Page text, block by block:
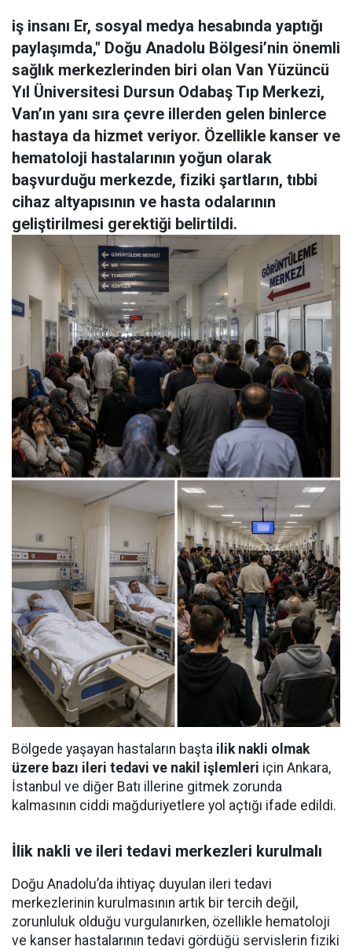
iş insanı Er, sosyal medya hesabında yaptığı
paylaşımda," Doğu Anadolu Bölgesi’nin önemli
sağlık merkezlerinden biri olan Van Yüzüncü
Yıl Üniversitesi Dursun Odabaş Tıp Merkezi,
Van’ın yanı sıra çevre illerden gelen binlerce
hastaya da hizmet veriyor. Özellikle kanser ve
hematoloji hastalarının yoğun olarak
başvurduğu merkezde, fiziki şartların, tıbbi
cihaz altyapısının ve hasta odalarının
geliştirilmesi gerektiği belirtildi.
Bölgede yaşayan hastaların başta ilik nakli olmak
üzere bazı ileri tedavi ve nakil işlemleri için Ankara,
İstanbul ve diğer Batı illerine gitmek zorunda
kalmasının ciddi mağduriyetlere yol açtığı ifade edildi.
İlik nakli ve ileri tedavi merkezleri kurulmalı
Doğu Anadolu’da ihtiyaç duyulan ileri tedavi
merkezlerinin kurulmasının artık bir tercih değil,
zorunluluk olduğu vurgulanırken, özellikle hematoloji
ve kanser hastalarının tedavi gördüğü servislerin fiziki